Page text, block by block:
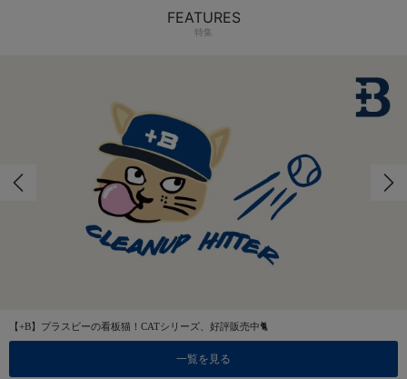
FEATURES
特集
【+B】プラスビーの看板猫！CATシリーズ、好評販売中🐈
一覧を見る